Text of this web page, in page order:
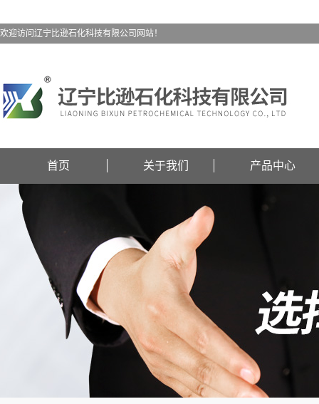
欢迎访问辽宁比逊石化科技有限公司网站！
首页 关于我们 产品中心